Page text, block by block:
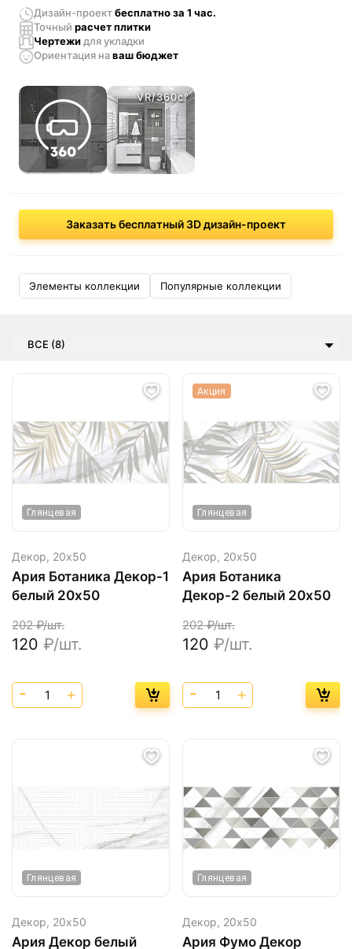
Дизайн-проектбесплатно за 1 час.
Точный расчет плитки
Чертежи для укладки
Ориентация наваш бюджет
VR/360c°
Заказать бесплатный 3D дизайн-проект
Элементы коллекции Популярные коллекции
ВСЕ (8)
Глянцевая
Декор, 20х50
Ария Ботаника Декор-1
белый 20х50
202₽/шт.
120 ₽/шт.
Акция
Глянцевая
Декор, 20х50
Ария Ботаника
Декор-2 белый 20х50
202₽/шт.
120 ₽/шт.
Глянцевая
Декор, 20х50
Ария Декор белый
Глянцевая
Декор, 20х50
Ария Фумо Декор